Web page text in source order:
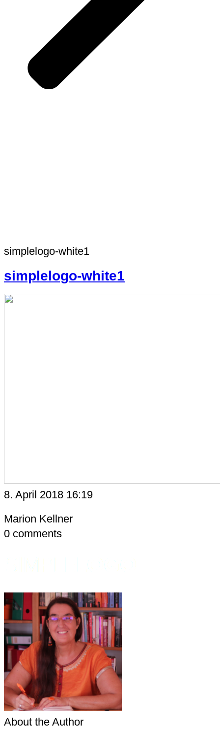
simplelogo-white1
simplelogo-white1
8. April 2018 16:19
Marion Kellner
0 comments
About the Author